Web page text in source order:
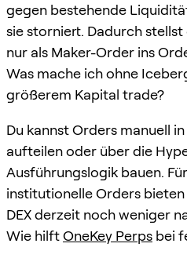
gegen bestehende
sie storniert. Dadurch
nur als Maker-Order ins
Was mache ich ohne
größerem Kapital trade?
Du kannst Orders manuell
aufteilen oder über die
Ausführungslogik bauen.
institutionelle Orders
DEX derzeit noch weniger
Wie hilftOneKey Perps bei